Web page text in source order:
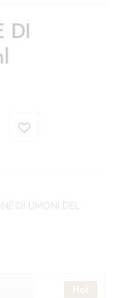
DI
DI LIMONI DEL
Hot